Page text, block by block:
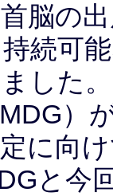
脳の
続可
した
）
に向
と今